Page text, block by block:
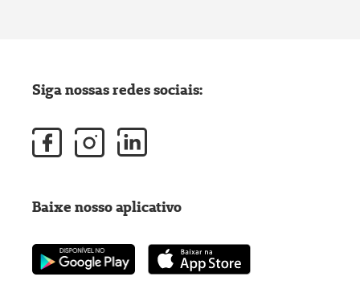
Siga nossas redes sociais:
Baixe nosso aplicativo